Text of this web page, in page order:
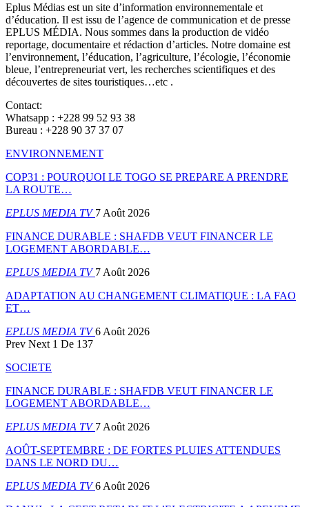
Eplus Médias est un site d’information environnementale et
d’éducation. Il est issu de l’agence de communication et de presse
EPLUS MÉDIA. Nous sommes dans la production de vidéo
reportage, documentaire et rédaction d’articles. Notre domaine est
l’environnement, l’éducation, l’agriculture, l’écologie, l’économie
bleue, l’entrepreneuriat vert, les recherches scientifiques et des
découvertes de sites touristiques…etc .
Contact:
Whatsapp : +228 99 52 93 38
Bureau : +228 90 37 37 07
ENVIRONNEMENT
COP31 : POURQUOI LE TOGO SE PREPARE A PRENDRE
LA ROUTE…
EPLUS MEDIA TV7 Août 2026
FINANCE DURABLE : SHAFDB VEUT FINANCER LE
LOGEMENT ABORDABLE…
EPLUS MEDIA TV7 Août 2026
ADAPTATION AU CHANGEMENT CLIMATIQUE : LA FAO
ET…
EPLUS MEDIA TV6 Août 2026
Prev Next 1 De 137
SOCIETE
FINANCE DURABLE : SHAFDB VEUT FINANCER LE
LOGEMENT ABORDABLE…
EPLUS MEDIA TV7 Août 2026
AOÛT-SEPTEMBRE : DE FORTES PLUIES ATTENDUES
DANS LE NORD DU…
EPLUS MEDIA TV6 Août 2026